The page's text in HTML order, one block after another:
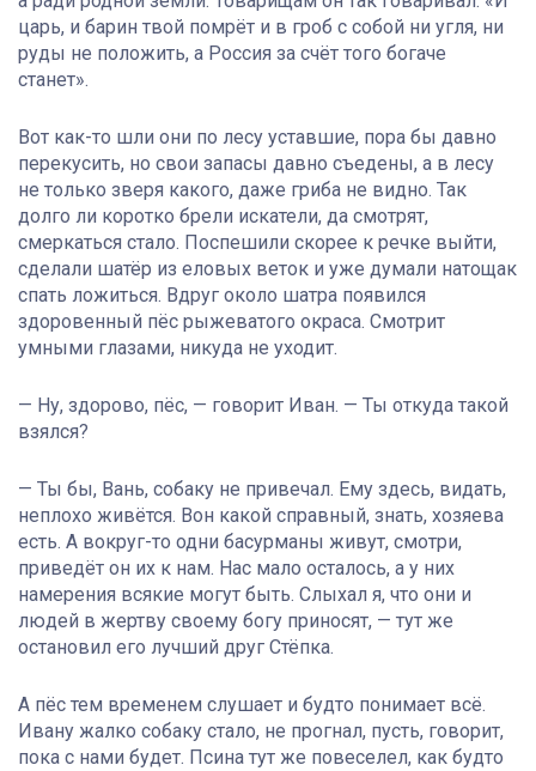
царь, и барин твой помрёт и в гроб с собой ни угля, ни
руды не положить, а Россия за счёт того богаче
станет».
Вот как-то шли они по лесу уставшие, пора бы давно
перекусить, но свои запасы давно съедены, а в лесу
не только зверя какого, даже гриба не видно. Так
долго ли коротко брели искатели, да смотрят,
смеркаться стало. Поспешили скорее к речке выйти,
сделали шатёр из еловых веток и уже думали натощак
спать ложиться. Вдруг около шатра появился
здоровенный пёс рыжеватого окраса. Смотрит
умными глазами, никуда не уходит.
— Ну, здорово, пёс, — говорит Иван. — Ты откуда такой
взялся?
— Ты бы, Вань, собаку не привечал. Ему здесь, видать,
неплохо живётся. Вон какой справный, знать, хозяева
есть. А вокруг-то одни басурманы живут, смотри,
приведёт он их к нам. Нас мало осталось, а у них
намерения всякие могут быть. Слыхал я, что они и
людей в жертву своему богу приносят, — тут же
остановил его лучший друг Стёпка.
А пёс тем временем слушает и будто понимает всё.
Ивану жалко собаку стало, не прогнал, пусть, говорит,
пока с нами будет. Псина тут же повеселел, как будто